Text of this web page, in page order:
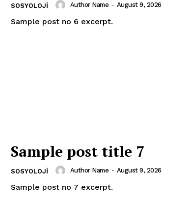
SOSYOLOJI Author Name - August 9, 2026
Sample post no 6 excerpt.
Sample post title 7
SOSYOLOJI Author Name - August 9, 2026
Sample post no 7 excerpt.